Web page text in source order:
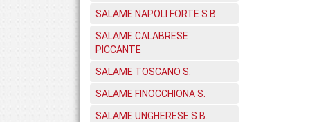
SALAME NAPOLI FORTE S.B.
SALAME CALABRESE
PICCANTE
SALAME TOSCANO S.
SALAME FINOCCHIONA S.
SALAME UNGHERESE S.B.